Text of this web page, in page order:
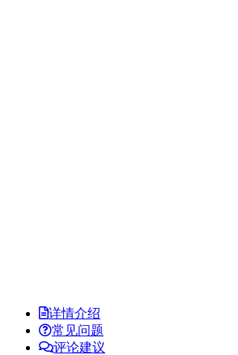
详情介绍
常见问题
评论建议